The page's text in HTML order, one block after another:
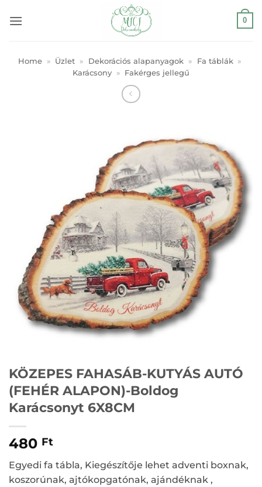
0
Home » Üzlet » Dekorációs alapanyagok » Fa táblák »
Karácsony
» Fakérges jellegű
KÖZEPES FAHASÁB-KUTYÁS AUTÓ
(FEHÉR ALAPON)-Boldog
Karácsonyt 6X8CM
480 Ft
Egyedi fa tábla, Kiegészítője lehet adventi boxnak,
koszorúnak, ajtókopgatónak, ajándéknak ,